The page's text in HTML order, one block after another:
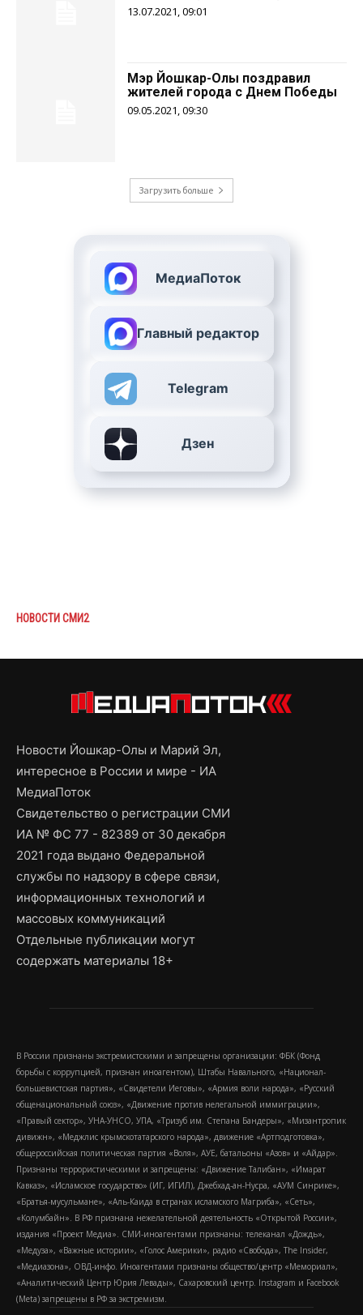
13.07.2021, 09:01
Мэр Йошкар-Олы поздравил
жителей города с Днем Победы
09.05.2021, 09:30
Загрузить больше
МедиаПоток
Главный редактор
Telegram
Дзен
НОВОСТИ СМИ2
Новости Йошкар-Олы и Марий Эл,
интересное в России и мире - ИА
МедиаПоток
Свидетельство о регистрации СМИ
ИА № ФС 77 - 82389 от 30 декабря
2021 года выдано Федеральной
службы по надзору в сфере связи,
информационных технологий и
массовых коммуникаций
Отдельные публикации могут
содержать материалы 18+
В России признаны экстремистскими и запрещены организации: ФБК (Фонд
борьбы с коррупцией, признан иноагентом), Штабы Навального, «Национал-
большевистская партия», «Свидетели Иеговы», «Армия воли народа», «Русский
общенациональный союз», «Движение против нелегальной иммиграции»,
«Правый сектор», УНА-УНСО, УПА, «Тризуб им. Степана Бандеры», «Мизантропик
дивижн», «Меджлис крымскотатарского народа», движение «Артподготовка»,
общероссийская политическая партия «Воля», АУЕ, батальоны «Азов» и «Айдар».
Признаны террористическими и запрещены: «Движение Талибан», «Имарат
Кавказ», «Исламское государство» (ИГ, ИГИЛ), Джебхад-ан-Нусра, «АУМ Синрике»,
«Братья-мусульмане», «Аль-Каида в странах исламского Магриба», «Сеть»,
«Колумбайн». В РФ признана нежелательной деятельность «Открытой России»,
издания «Проект Медиа». СМИ-иноагентами признаны: телеканал «Дождь»,
«Медуза», «Важные истории», «Голос Америки», радио «Свобода», The Insider,
«Медиазона», ОВД-инфо. Иноагентами признаны общество/центр «Мемориал»,
«Аналитический Центр Юрия Левады», Сахаровский центр. Instagram и Facebook
(Metа) запрещены в РФ за экстремизм.